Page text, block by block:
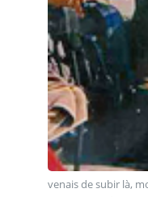
venais de subir là,